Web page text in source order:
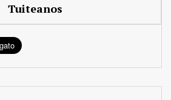
Tuiteanos